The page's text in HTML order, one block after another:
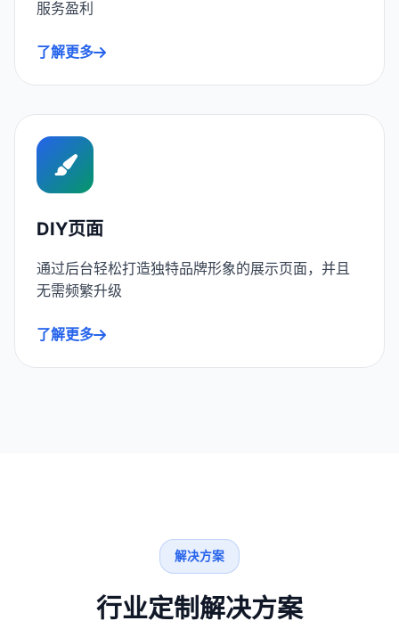
服务盈利
了解更多
DIY页面
通过后台轻松打造独特品牌形象的展示页面，并且
无需频繁升级
了解更多
解决方案
行业定制解决方案